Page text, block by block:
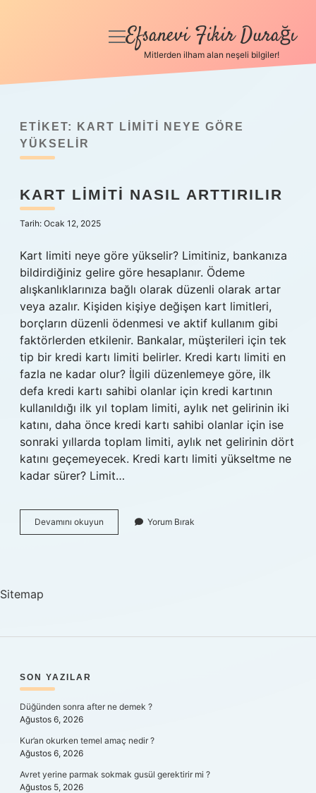
Anasayfa
Yasal Uyarı
menüyü
Efsanevi Fikir Durağı
Mitlerden ilham alan neşeli bilgiler!
ETIKET:
KART LIMITI NEYE GÖRE
YÜKSELIR
KART LIMITI NASIL ARTTIRILIR
Tarih: Ocak 12, 2025
Kart limiti neye göre yükselir? Limitiniz, bankanıza
bildirdiğiniz gelire göre hesaplanır. Ödeme
alışkanlıklarınıza bağlı olarak düzenli olarak artar
veya azalır. Kişiden kişiye değişen kart limitleri,
borçların düzenli ödenmesi ve aktif kullanım gibi
faktörlerden etkilenir. Bankalar, müşterileri için tek
tip bir kredi kartı limiti belirler. Kredi kartı limiti en
fazla ne kadar olur? İlgili düzenlemeye göre, ilk
defa kredi kartı sahibi olanlar için kredi kartının
kullanıldığı ilk yıl toplam limiti, aylık net gelirinin iki
katını, daha önce kredi kartı sahibi olanlar için ise
sonraki yıllarda toplam limiti, aylık net gelirinin dört
katını geçemeyecek. Kredi kartı limiti yükseltme ne
kadar sürer? Limit…
Devamını okuyun
Limiti
Yorum Bırak
Sitemap
SIDEBAR
SON YAZILAR
Düğünden sonra after ne demek ?
Ağustos 6, 2026
Kur’an okurken temel amaç nedir ?
Ağustos 6, 2026
Avret yerine parmak sokmak gusül gerektirir mi ?
Ağustos 5, 2026